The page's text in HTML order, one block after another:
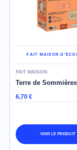
FAIT MAISON
FAIT MAISON
Terre de Sommières
6,70 €
VOIR LE PRODUIT